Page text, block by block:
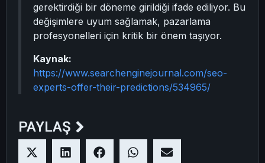
gerektirdiği bir döneme girildiği ifade ediliyor. Bu
değişimlere uyum sağlamak, pazarlama
profesyonelleri için kritik bir önem taşıyor.
Kaynak:
https://www.searchenginejournal.com/seo-
experts-offer-their-predictions/534965/
PAYLAŞ